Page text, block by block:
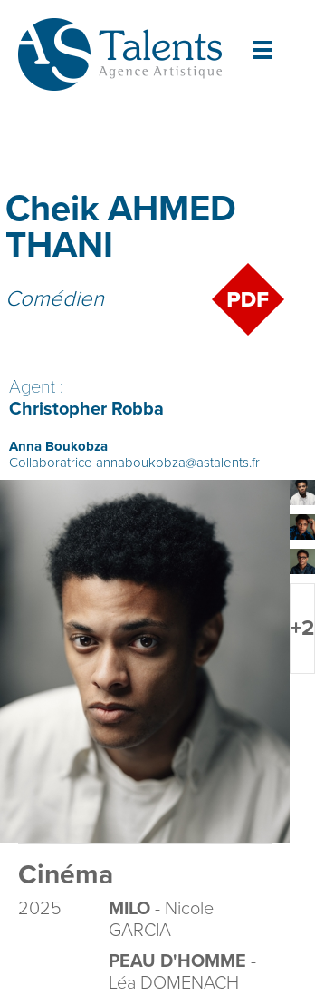
Cheik AHMED
THANI
Comédien
Agent :
Christopher Robba
Anna Boukobza
Collaboratrice annaboukobza@astalents.fr
+2
Cinéma
2025 MILO - Nicole
GARCIA
PEAU D'HOMME -
Léa DOMENACH